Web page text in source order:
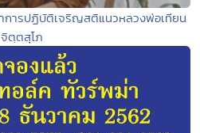
ารปฏิบัติเจริญสติแนวหลวงพ่อเทียน
จิตฺตสุโภ